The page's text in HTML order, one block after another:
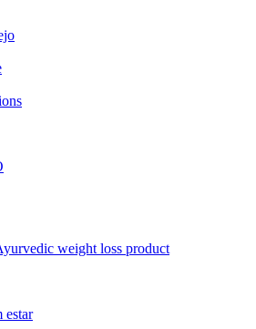
weight loss product
estar